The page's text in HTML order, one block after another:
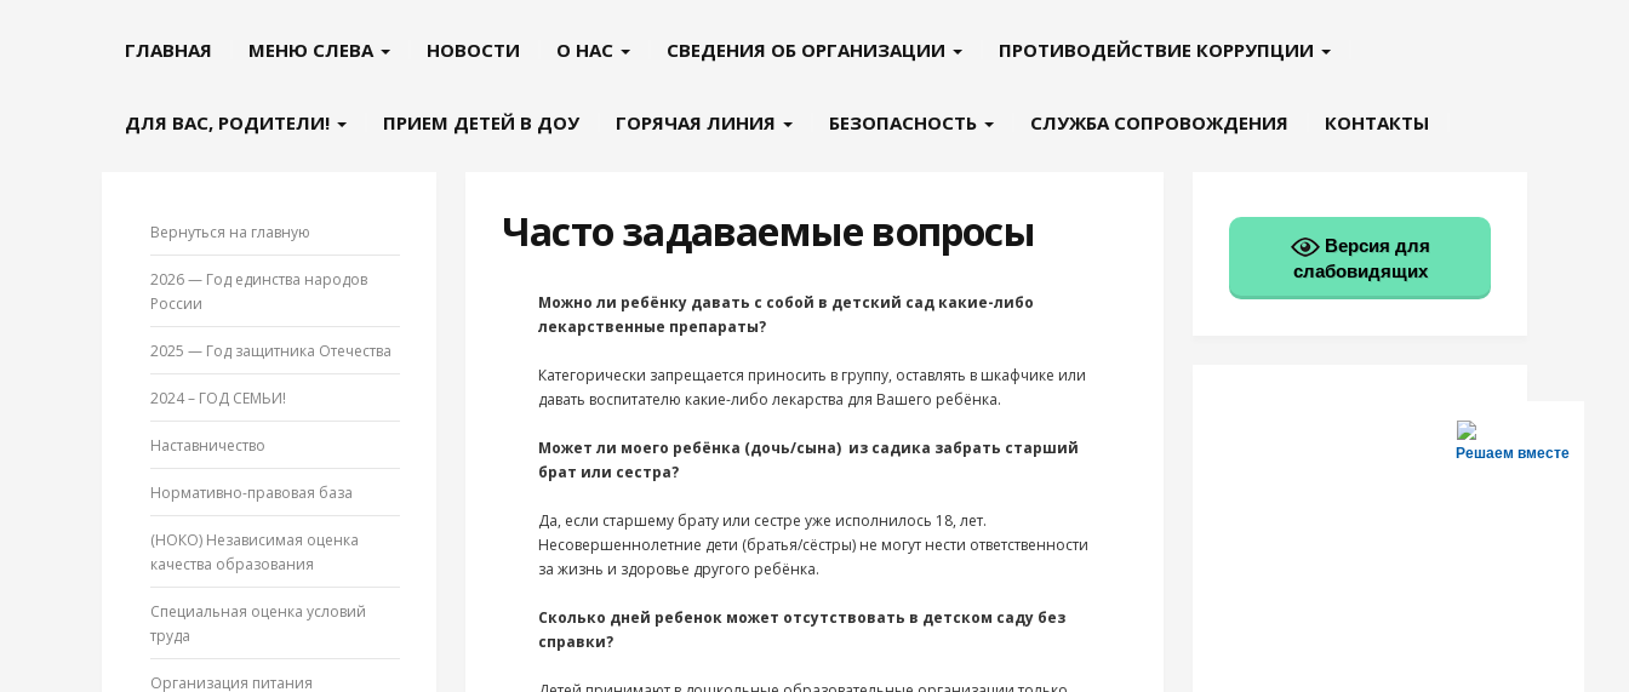
ГЛАВНАЯ МЕНЮ СЛЕВА НОВОСТИ О НАС СВЕДЕНИЯ ОБ ОРГАНИЗАЦИИ ПРОТИВОДЕЙСТВИЕ КОРРУПЦИИ
ДЛЯ ВАС, РОДИТЕЛИ! ПРИЕМ ДЕТЕЙ В ДОУ ГОРЯЧАЯ ЛИНИЯ БЕЗОПАСНОСТЬ СЛУЖБА СОПРОВОЖДЕНИЯ КОНТАКТЫ
Вернуться на главную
2026 — Год единства народов
России
2025 — Год защитника Отечества
2024 – ГОД СЕМЬИ!
Наставничество
Нормативно-правовая база
(НОКО) Независимая оценка
качества образования
Специальная оценка условий
труда
Организация питания
Часто задаваемые вопросы
Можно ли ребёнку давать с собой в детский сад какие-либо
лекарственные препараты?
Категорически запрещается приносить в группу, оставлять в шкафчике или
давать воспитателю какие-либо лекарства для Вашего ребёнка.
Может ли моего ребёнка (дочь/сына) из садика забрать старший
брат или сестра?
Да, если старшему брату или сестре уже исполнилось 18, лет.
Несовершеннолетние дети (братья/сёстры) не могут нести ответственности
за жизнь и здоровье другого ребёнка.
Сколько дней ребенок может отсутствовать в детском саду без
справки?
Версия для
слабовидящих
Решаем вместе